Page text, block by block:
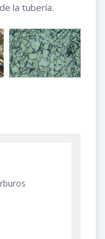
la tubería.